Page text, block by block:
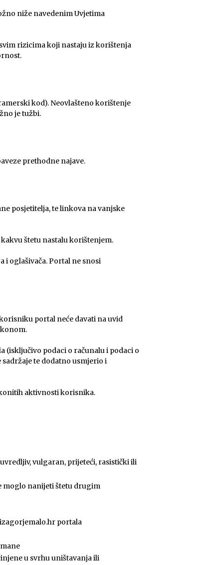
niže navedenim Uvjetima
rizicima koji nastaju iz korištenja
kod). Neovlašteno korištenje
je tužbi.
prethodne najave.
posjetitelja, te linkova na vanjske
štetu nastalu korištenjem.
i oglašivača. Portal ne snosi
portal neće davati na uvid
(isključivo podaci o računalu i podaci o
te dodatno usmjerio i
aktivnosti korisnika.
vulgaran, prijeteći, rasistički ili
moglo nanijeti štetu drugim
portala
u svrhu uništavanja ili